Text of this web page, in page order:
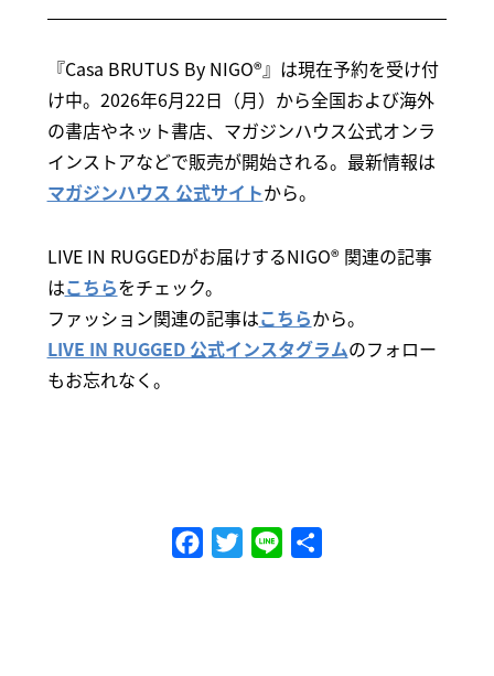
『Casa BRUTUS By NIGO®』は現在予約を受け付
け中。2026年6月22日（月）から全国および海外
の書店やネット書店、マガジンハウス公式オンラ
インストアなどで販売が開始される。最新情報は
マガジンハウス 公式サイトから。
LIVE IN RUGGEDがお届けするNIGO® 関連の記事
はこちらをチェック。
ファッション関連の記事はこちらから。
LIVE IN RUGGED 公式インスタグラムのフォロー
もお忘れなく。
FacebookTwitterLine